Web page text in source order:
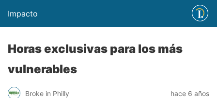
Impacto
Horas exclusivas para los más
vulnerables
Broke in Philly hace 6 años